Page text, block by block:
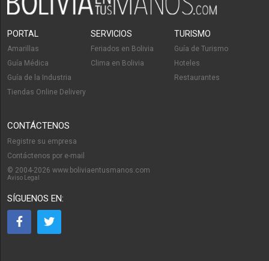
Histeroscopia
Profesionales
PORTAL
Amarillas
Guía Médica
Guía de la Industria
Tiendas Online Delivery
SERVICIOS
Feriados en Bolivia
Clima en Bolivia
TURISMO
Guía de Turismo
Hoteles
Restaurantes
CONTÁCTENOS
Registre su empresa
Contáctenos por e-mail
© 2004-2026 www.boliviaentusmanos.com
Aviso Legal
SÍGUENOS EN: